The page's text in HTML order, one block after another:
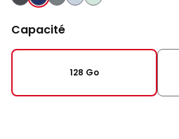
Capacité
128 Go